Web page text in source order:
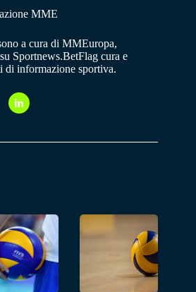
MME
a cura di MMEuropa,
Sportnews.BetFlag cura e
di informazione sportiva.